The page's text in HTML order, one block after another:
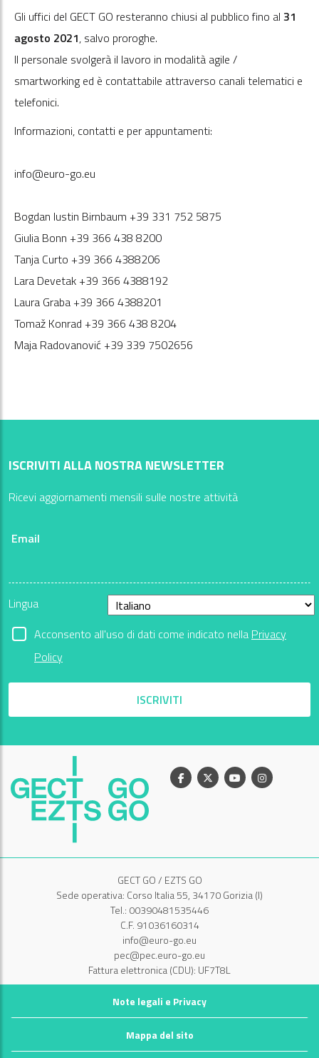
Gli uffici del GECT GO resteranno chiusi al pubblico fino al 31
agosto 2021, salvo proroghe.
Il personale svolgerà il lavoro in modalità agile /
smartworking ed è contattabile attraverso canali telematici e
telefonici.
Informazioni, contatti e per appuntamenti:
info@euro-go.eu
Bogdan Iustin Birnbaum +39 331 752 5875
Giulia Bonn +39 366 438 8200
Tanja Curto +39 366 4388206
Lara Devetak +39 366 4388192
Laura Graba +39 366 4388201
Tomaž Konrad +39 366 438 8204
Maja Radovanović +39 339 7502656
ISCRIVITI ALLA NOSTRA NEWSLETTER
Ricevi aggiornamenti mensili sulle nostre attività
Email
Lingua
Acconsento all'uso di dati come indicato nella Privacy
Policy
ISCRIVITI
Facebook
X YoutubeInstagram
GECT GO / EZTS GO
Sede operativa: Corso Italia 55, 34170 Gorizia (I)
Tel.: 00390481535446
C.F. 91036160314
info@euro-go.eu
pec@pec.euro-go.eu
Fattura elettronica (CDU): UF7T8L
Note legali e Privacy
Mappa del sito